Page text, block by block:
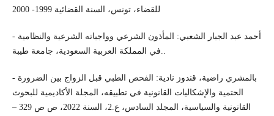
للقضاء، تونس، السنة القضائية 1999- 2000
- أحمد عبد الجبار الشعبي: المأذون الشرعي وواجباته الشرعية والنظامية
- بالمشري راضية، قندوز نادية: الفحص الطبي قبل الزواج بين الضرورة
الحتمية والإشكاليات القانونية في تطبيقه، المجلة الأكاديمية للبحوث
القانونية والسياسية، المجلد السادس، ع.2، السنة 2022، ص ص 329 –